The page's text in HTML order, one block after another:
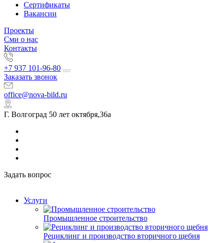
Сертификаты
Вакансии
Проекты
Сми о нас
Контакты
+7 937 101-96-80
Заказать звонок
office@nova-bild.ru
Г. Волгоград 50 лет октября,36а
Задать вопрос
Услуги
Промышленное строительство
Рециклинг и производство вторичного щебня